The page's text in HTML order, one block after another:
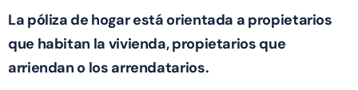
La póliza de hogar está orientada a propietarios
que habitan la vivienda, propietarios que
arriendan o los arrendatarios.